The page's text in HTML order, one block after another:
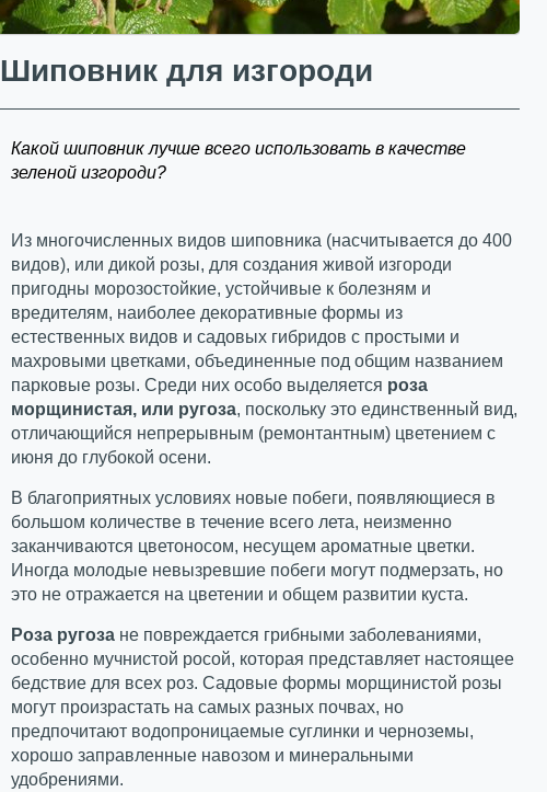
Шиповник для изгороди
Какой шиповник лучше всего использовать в качестве
зеленой изгороди?
Из многочисленных видов шиповника (насчитывается до 400
видов), или дикой розы, для создания живой изгороди
пригодны морозостойкие, устойчивые к болезням и
вредителям, наиболее декоративные формы из
естественных видов и садовых гибридов с простыми и
махровыми цветками, объединенные под общим названием
парковые розы. Среди них особо выделяется роза
морщинистая, или ругоза, поскольку это единственный вид,
отличающийся непрерывным (ремонтантным) цветением с
июня до глубокой осени.
В благоприятных условиях новые побеги, появляющиеся в
большом количестве в течение всего лета, неизменно
заканчиваются цветоносом, несущем ароматные цветки.
Иногда молодые невызревшие побеги могут подмерзать, но
это не отражается на цветении и общем развитии куста.
Роза ругоза не повреждается грибными заболеваниями,
особенно мучнистой росой, которая представляет настоящее
бедствие для всех роз. Садовые формы морщинистой розы
могут произрастать на самых разных почвах, но
предпочитают водопроницаемые суглинки и черноземы,
хорошо заправленные навозом и минеральными
удобрениями.